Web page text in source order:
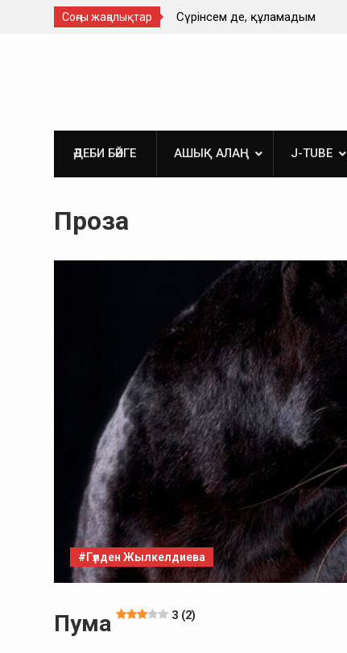
Соңғы жаңалықтар
Әйгерім Тұрлықожа Сүрінсем де, құламадым
ӘДЕБИ БӘЙГЕ АШЫҚ АЛАҢ J-TUBE
Проза
#Гүлден Жылкелдиева
Пума 3 (2)